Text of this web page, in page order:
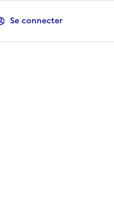
Se connecter
sur les